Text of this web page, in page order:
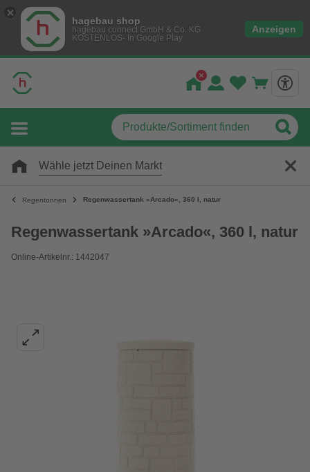
hagebau shop
hagebau connect GmbH & Co. KG
KOSTENLOS- In Google Play
Anzeigen
Wähle jetzt Deinen Markt
Regentonnen Regenwassertank »Arcado«, 360 l, natur
Regenwassertank »Arcado«, 360 l, natur
Online-Artikelnr.: 1442047